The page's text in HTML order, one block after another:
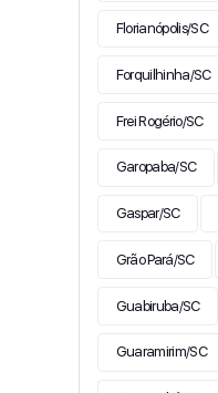
Florianópolis/SC
Forquilhinha/SC
Frei Rogério/SC
Garopaba/SC
Gaspar/SC
Grão Pará/SC
Guabiruba/SC
Guaramirim/SC